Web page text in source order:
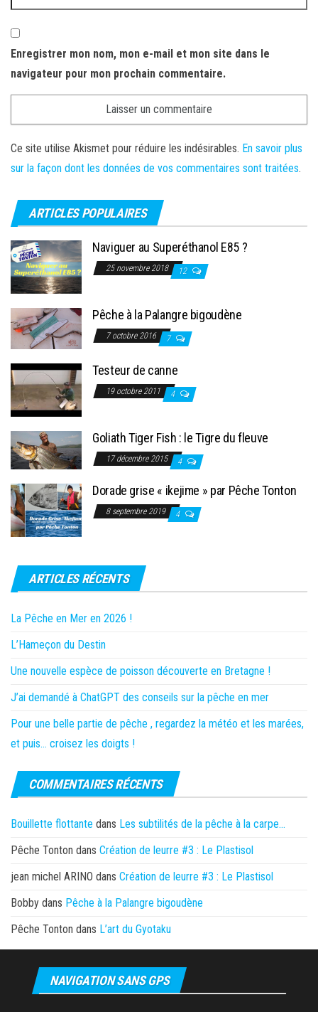
Enregistrer mon nom, mon e-mail et mon site dans le
navigateur pour mon prochain commentaire.
Ce site utilise Akismet pour réduire les indésirables. En savoir plus
sur la façon dont les données de vos commentaires sont traitées.
ARTICLES POPULAIRES
Naviguer au Superéthanol E85 ?
25 novembre 2018 12
Pêche à la Palangre bigoudène
7 octobre 2016 7
Testeur de canne
19 octobre 2011 4
Goliath Tiger Fish : le Tigre du fleuve
17 décembre 2015 4
Dorade grise « ikejime » par Pêche Tonton
8 septembre 2019 4
ARTICLES RÉCENTS
La Pêche en Mer en 2026 !
L’Hameçon du Destin
Une nouvelle espèce de poisson découverte en Bretagne !
J’ai demandé à ChatGPT des conseils sur la pêche en mer
Pour une belle partie de pêche , regardez la météo et les marées,
et puis… croisez les doigts !
COMMENTAIRES RÉCENTS
Bouillette flottante dans Les subtilités de la pêche à la carpe…
Pêche Tonton dans Création de leurre #3 : Le Plastisol
jean michel ARINO dans Création de leurre #3 : Le Plastisol
Bobby dans Pêche à la Palangre bigoudène
Pêche Tonton dans L’art du Gyotaku
NAVIGATION SANS GPS